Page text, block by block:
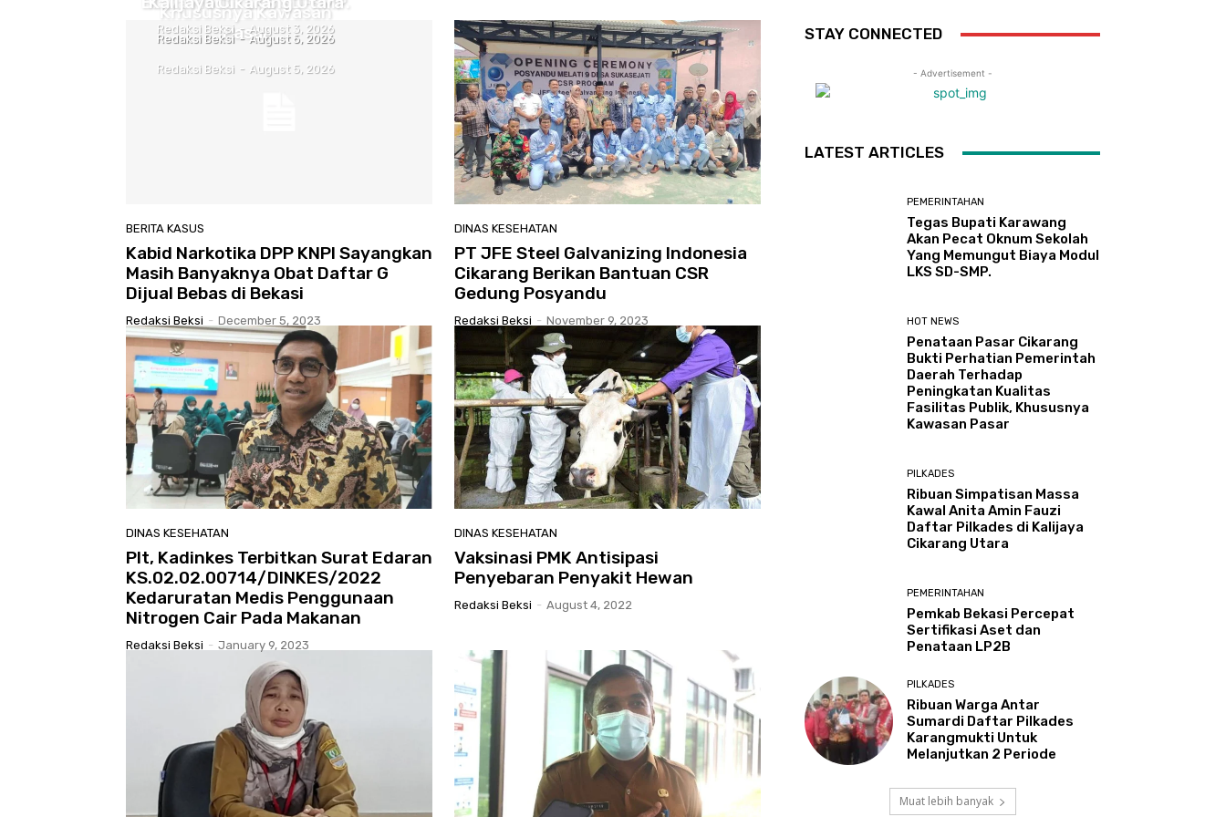
Redaksi Beksi - August 6, 2026
Khususnya Kawasan
Pasar
Redaksi Beksi - August 5, 2026
Redaksi Beksi - August 5, 2026
Redaksi Beksi - August 3, 2026
BERITA KASUS
Kabid Narkotika DPP KNPI Sayangkan
Masih Banyaknya Obat Daftar G
Dijual Bebas di Bekasi
Redaksi Beksi - December 5, 2023
DINAS KESEHATAN
PT JFE Steel Galvanizing Indonesia
Cikarang Berikan Bantuan CSR
Gedung Posyandu
Redaksi Beksi - November 9, 2023
DINAS KESEHATAN
Plt, Kadinkes Terbitkan Surat Edaran
KS.02.02.00714/DINKES/2022
Kedaruratan Medis Penggunaan
Nitrogen Cair Pada Makanan
Redaksi Beksi - January 9, 2023
DINAS KESEHATAN
Vaksinasi PMK Antisipasi
Penyebaran Penyakit Hewan
Redaksi Beksi - August 4, 2022
STAY CONNECTED
- Advertisement -
LATEST ARTICLES
PEMERINTAHAN
Tegas Bupati Karawang
Akan Pecat Oknum Sekolah
Yang Memungut Biaya Modul
LKS SD-SMP.
HOT NEWS
Penataan Pasar Cikarang
Bukti Perhatian Pemerintah
Daerah Terhadap
Peningkatan Kualitas
Fasilitas Publik, Khususnya
Kawasan Pasar
PILKADES
Ribuan Simpatisan Massa
Kawal Anita Amin Fauzi
Daftar Pilkades di Kalijaya
Cikarang Utara
PEMERINTAHAN
Pemkab Bekasi Percepat
Sertifikasi Aset dan
Penataan LP2B
PILKADES
Ribuan Warga Antar
Sumardi Daftar Pilkades
Karangmukti Untuk
Melanjutkan 2 Periode
Muat lebih banyak